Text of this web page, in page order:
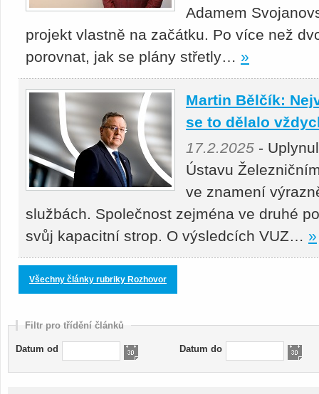
Adamem
projekt vlastně na začátku. Po více než
porovnat, jak se plány střetly… »
Martin Bělčík:
se to dělalo
17.2.2025 -
Ústavu
ve znamení
službách. Společnost zejména ve druhé
svůj kapacitní strop. O výsledcích VUZ… »
Všechny články rubriky Rozhovor
Filtr pro třídění článků
Datum od Datum do